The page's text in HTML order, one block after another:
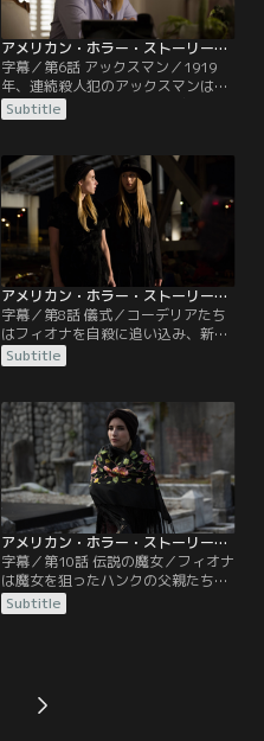
アメリカン・ホラー・ストーリー：魔女団 第06話／字幕
字幕／第6話 アックスマン／1919
年、連続殺人犯のアックスマンは魔
女たちによって殺され、ロビショー
ズ・アカデミーに閉じ込められてい
にアックスマンと取引する。
Subtitle
アメリカン・ホラー・ストーリー：魔女団 第08話／字幕
字幕／第8話 儀式／コーデリアたち
はフィオナを自殺に追い込み、新ス
プリームを任命する計画を立てる。
クイニーの裏切りでマリー・ラヴォ
に監禁されていた。
Subtitle
アメリカン・ホラー・ストーリー：魔女団 第10話／字幕
字幕／第10話 伝説の魔女／フィオナ
は魔女を狙ったハンクの父親たちに
反撃を開始する一方で、マリー・ラ
ヴォーから永遠の命を手に入れる方
Subtitle